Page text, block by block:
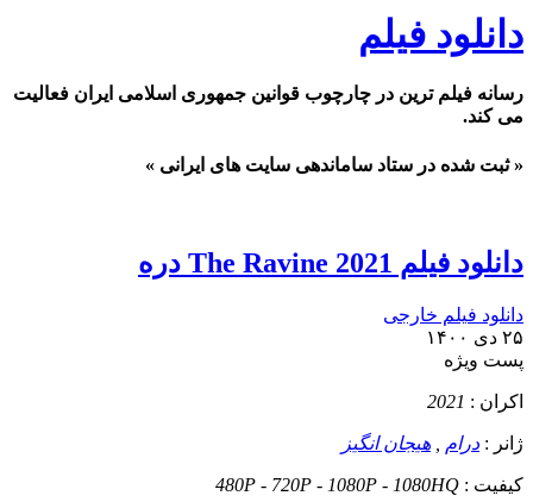
دانلود فیلم
رسانه فیلم ترین در چارچوب قوانین جمهوری اسلامی ایران فعالیت
می کند.
« ثبت شده در ستاد ساماندهی سایت های ایرانی »
دانلود فیلم The Ravine 2021 دره
دانلود فیلم خارجی
۲۵ دی ۱۴۰۰
پست ويژه
اکران : 2021
ژانر : درام هیجان انگیز
کيفيت : 480P - 720P - 1080P - 1080HQ